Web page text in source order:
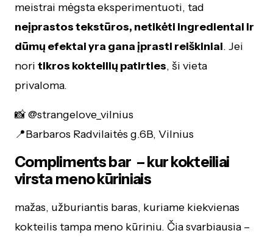
meistrai mėgsta eksperimentuoti, tad
neįprastos tekstūros, netikėti ingredientai ir
dūmų efektai yra gana įprasti reiškiniai. Jei
nori tikros kokteilių patirties, ši vieta
privaloma.
📸 @strangelove_vilnius
📍Barbaros Radvilaitės g.6B, Vilnius
Compliments bar – kur kokteiliai
virsta meno kūriniais
mažas, užburiantis baras, kuriame kiekvienas
kokteilis tampa meno kūriniu. Čia svarbiausia –